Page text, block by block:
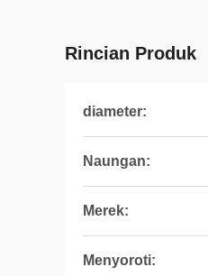
Rincian Produk
diameter:
Naungan:
Merek:
Menyoroti: